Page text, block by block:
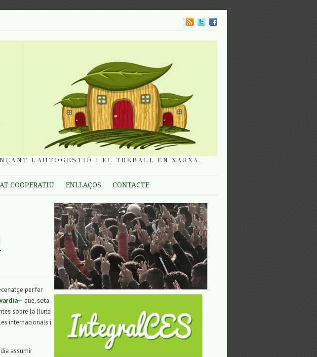
L'AUTOGESTIÓ I EL TREBALL EN XARXA.
COOPERATIU ENLLAÇOS CONTACTE
per fer
— que, sota
sobre la lluita
internacionals i
assumir